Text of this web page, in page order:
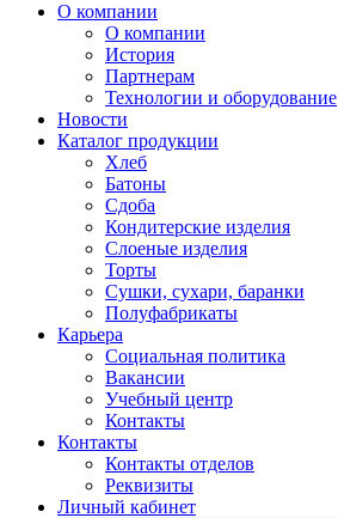
О компании
О компании
История
Партнерам
Технологии и оборудование
Новости
Каталог продукции
Хлеб
Батоны
Сдоба
Кондитерские изделия
Слоеные изделия
Торты
Сушки, сухари, баранки
Полуфабрикаты
Карьера
Социальная политика
Вакансии
Учебный центр
Контакты
Контакты
Контакты отделов
Реквизиты
Личный кабинет